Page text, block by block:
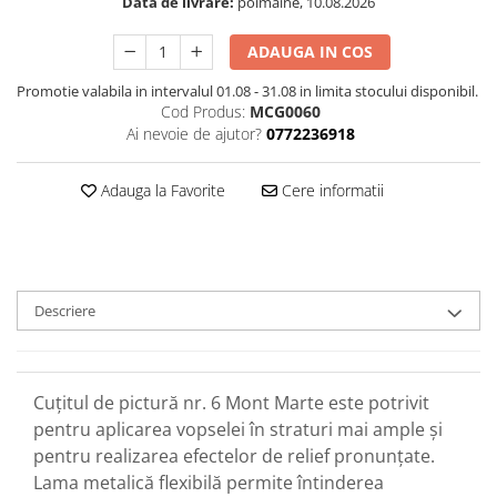
ADAUGA IN COS
Promotie valabila in intervalul 01.08 - 31.08 in limita stocului disponibil.
Cod Produs: MCG0060
Ai nevoie de ajutor? 0772236918
Adauga la Favorite Cere informatii
Descriere
Cuțitul de pictură nr. 6 Mont Marte este potrivit
pentru aplicarea vopselei în straturi mai ample și
pentru realizarea efectelor de relief pronunțate.
Lama metalică flexibilă permite întinderea